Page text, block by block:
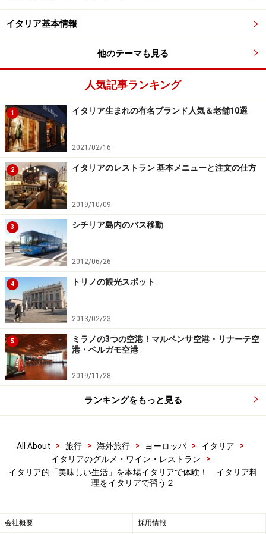
メ）]
※海外を訪れる際には最新情報の入手に努め、「外務省 海外安全
」を確認するなど、安全確保に十分注意を払ってく
【編集部おすすめの購入サイト】
Amazonでイタリアの旅行ガイドをチェック！
楽天市場でイタリア関連の書籍をチェック！
イタリア基本情報
他のテーマも見る
人気記事ランキング
1 イタリア生まれの有名ブランド人気＆老舗10選
2021/02/16
2 イタリアのレストラン 基本メニューと注文の仕方
2019/10/09
3 シチリア島内のバス移動
2012/06/26
4 トリノの観光スポット
2013/02/23
5
ミラノの3つの空港！マルペンサ空港・リナーテ空
港・ベルガモ空港
2019/11/28
ランキングをもっと見る
All About > 旅行 > 海外旅行 > ヨーロッパ > イタリア
>
イタリアのグルメ・ワイン・レストラン
>
イタリア的「美味しい生活」を本場イタリアで体験！ イタリア料
理をイタリアで習う２
会社概要 採用情報